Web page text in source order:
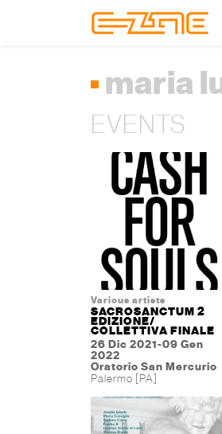
maria
EVENTS
Various artists
SACROSANCTUM 2
EDIZIONE/
COLLETTIVA FINALE
26 Dic 2021-09 Gen
2022
Oratorio San Mercurio
Palermo [PA]